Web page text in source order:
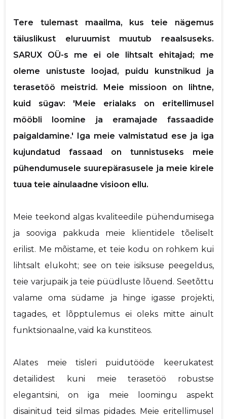
Tere tulemast maailma, kus teie nägemus
täiuslikust eluruumist muutub reaalsuseks.
SARUX OÜ-s me ei ole lihtsalt ehitajad; me
oleme unistuste loojad, puidu kunstnikud ja
terasetöö meistrid. Meie missioon on lihtne,
kuid sügav: 'Meie erialaks on eritellimusel
mööbli loomine ja eramajade fassaadide
paigaldamine.' Iga meie valmistatud ese ja iga
kujundatud fassaad on tunnistuseks meie
pühendumusele suurepärasusele ja meie kirele
tuua teie ainulaadne visioon ellu.
Meie teekond algas kvaliteedile pühendumisega
ja sooviga pakkuda meie klientidele tõeliselt
erilist. Me mõistame, et teie kodu on rohkem kui
lihtsalt elukoht; see on teie isiksuse peegeldus,
teie varjupaik ja teie püüdluste lõuend. Seetõttu
valame oma südame ja hinge igasse projekti,
tagades, et lõpptulemus ei oleks mitte ainult
funktsionaalne, vaid ka kunstiteos.
Alates meie tisleri puidutööde keerukatest
detailidest kuni meie terasetöö robustse
elegantsini, on iga meie loomingu aspekt
disainitud teid silmas pidades. Meie eritellimusel
Saaja e-mail
Sinu nimi
Sinu kommentaar